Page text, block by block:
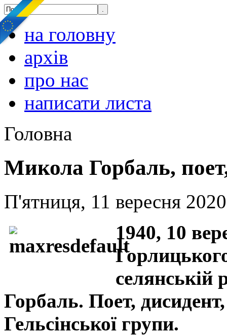
на головну
архів
про нас
написати листа
Головна
Микола Горбаль,
П'ятниця, 11 вересня
1940, 10
селянській
Горбаль. Поет,
Гельсінської групи.